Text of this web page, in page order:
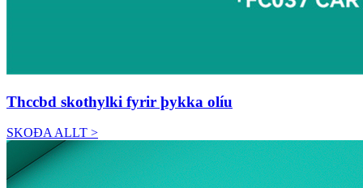
Thccbd skothylki fyrir þykka olíu
SKOÐA ALLT >